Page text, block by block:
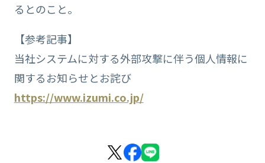
るとのこと。
【参考記事】
当社システムに対する外部攻撃に伴う個人情報に
関するお知らせとお詫び
https://www.izumi.co.jp/